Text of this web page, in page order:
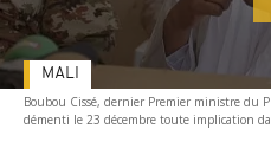
Boubou Cissé, dernier Premier ministre du
démenti le 23 décembre toute implication
MALI